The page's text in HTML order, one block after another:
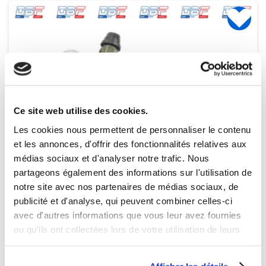
Ce site web utilise des cookies.
Les cookies nous permettent de personnaliser le contenu
et les annonces, d'offrir des fonctionnalités relatives aux
médias sociaux et d'analyser notre trafic. Nous
partageons également des informations sur l'utilisation de
notre site avec nos partenaires de médias sociaux, de
publicité et d'analyse, qui peuvent combiner celles-ci
avec d'autres informations que vous leur avez fournies
ou qu'ils ont collectées lors de votre utilisation de leurs
Indisponible